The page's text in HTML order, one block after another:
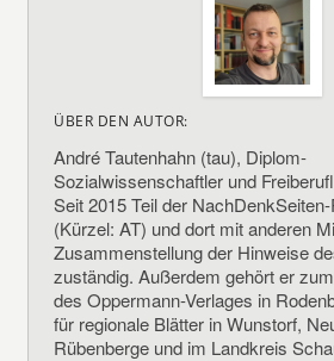
ÜBER DEN AUTOR:
André Tautenhahn (tau), Diplom-
Sozialwissenschaftler und
Seit 2015 Teil der
(Kürzel: AT) und dort mit anderen
Zusammenstellung der Hinweise
zuständig. Außerdem gehört er
des Oppermann-Verlages in
für regionale Blätter in Wunstorf,
Rübenberge und im Landkreis